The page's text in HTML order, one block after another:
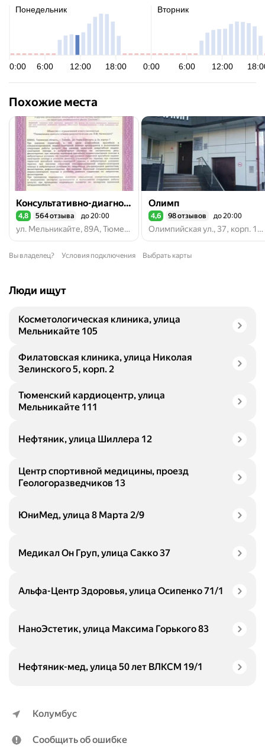
Похожие места
Консультативно-диагностическая поликлиника им. Е. М. Нигинского
Рейтинг 4,8 из 5
4,8 564 отзыва до 20:00
ул. Мельникайте, 89А, Тюмень
Олимп
Рейтинг 4,6 из 5
4,6 98 отзывов до 20:00
Олимпийская ул., 37, корп. 1, Тюмень
Вы владелец? Условия подключения Выбрать карты
Люди ищут
Косметологическая клиника, улица
Мельникайте 105
Филатовская клиника, улица Николая
Зелинского 5, корп. 2
Тюменский кардиоцентр, улица
Мельникайте 111
Нефтяник, улица Шиллера 12
Центр спортивной медицины, проезд
Геологоразведчиков 13
ЮниМед, улица 8 Марта 2/9
Медикал Он Груп, улица Сакко 37
Альфа-Центр Здоровья, улица Осипенко 71/1
НаноЭстетик, улица Максима Горького 83
Нефтяник-мед, улица 50 лет ВЛКСМ 19/1
Колумбус
Сообщить об ошибке